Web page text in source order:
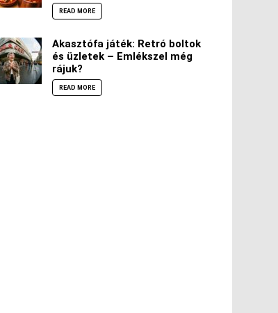
READ MORE
Akasztófa játék: Retró boltok
és üzletek – Emlékszel még
rájuk?
READ MORE